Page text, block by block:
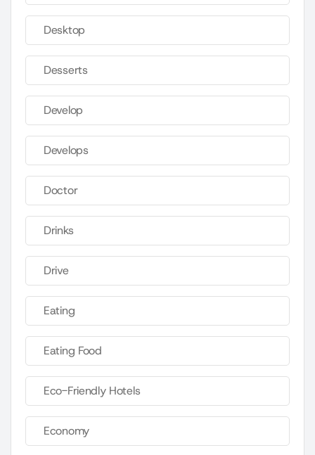
Desktop
Desserts
Develop
Develops
Doctor
Drinks
Drive
Eating
Eating Food
Eco-Friendly Hotels
Economy